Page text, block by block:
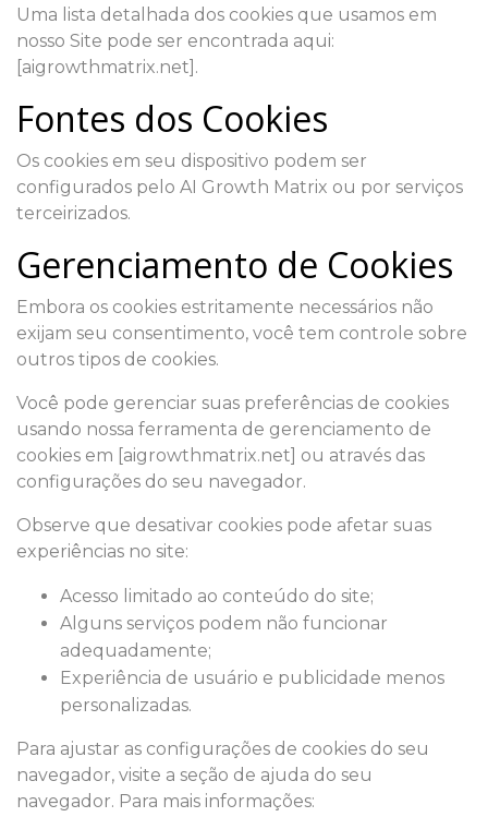
Uma lista detalhada dos cookies que usamos em
nosso Site pode ser encontrada aqui:
[aigrowthmatrix.net].
Fontes dos Cookies
Os cookies em seu dispositivo podem ser
configurados pelo AI Growth Matrix ou por serviços
terceirizados.
Gerenciamento de Cookies
Embora os cookies estritamente necessários não
exijam seu consentimento, você tem controle sobre
outros tipos de cookies.
Você pode gerenciar suas preferências de cookies
usando nossa ferramenta de gerenciamento de
cookies em [aigrowthmatrix.net] ou através das
configurações do seu navegador.
Observe que desativar cookies pode afetar suas
experiências no site:
Acesso limitado ao conteúdo do site;
Alguns serviços podem não funcionar
adequadamente;
Experiência de usuário e publicidade menos
personalizadas.
Para ajustar as configurações de cookies do seu
navegador, visite a seção de ajuda do seu
navegador. Para mais informações: